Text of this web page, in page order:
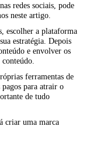
redes sociais, pode
neste artigo.
escolher a plataforma
estratégia. Depois
e envolver os
ferramentas de
para atrair o
de tudo
criar uma marca